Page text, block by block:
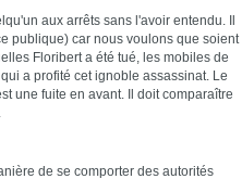
aux arrêts sans l'avoir entendu. Il
publique) car nous voulons que soient
Floribert a été tué, les mobiles de
a profité cet ignoble assassinat. Le
une fuite en avant. Il doit comparaître
de se comporter des autorités